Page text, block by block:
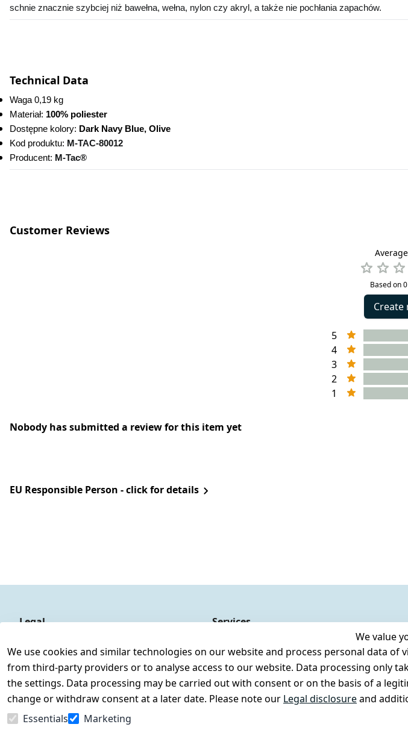
schnie znacznie szybciej niż bawełna, wełna, nylon czy akryl, a także nie pochłania zapachów.
Technical Data
Waga 0,19 kg
Materiał: 100% poliester
Dostępne kolory: Dark Navy Blue, Olive
Kod produktu: M-TAC-80012
Producent: M-Tac®
Customer Reviews
Based on
Create
5
4
3
2
1
Nobody has submitted a review for this item yet
EU Responsible Person - click for details
We value
We use cookies and similar technologies on our website and process personal data
from third-party providers or to analyse access to our website. Data processing only
the settings. Data processing may be carried out with consent or on the basis of a
change or withdraw consent at a later date. Please note our Legal disclosureand
Essentials
Marketing
Legal
Legal disclosure
Privacy Policy
Declaration of accessibility
Cancellation rights
Services
Register